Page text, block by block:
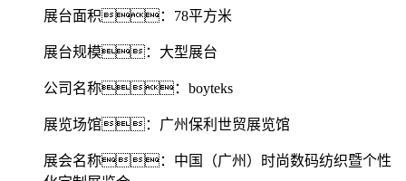
展台面积：78平方米
展台规模：大型展台
公司名称：boyteks
展览场馆：广州保利世贸展览馆
展会名称：中国（广州）时尚数码纺织暨个性